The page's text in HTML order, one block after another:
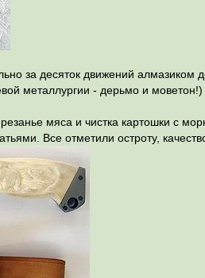
за десяток движений алмазиком
металлургии - дерьмо и
мяса и чистка картошки с
Все отметили остроту,